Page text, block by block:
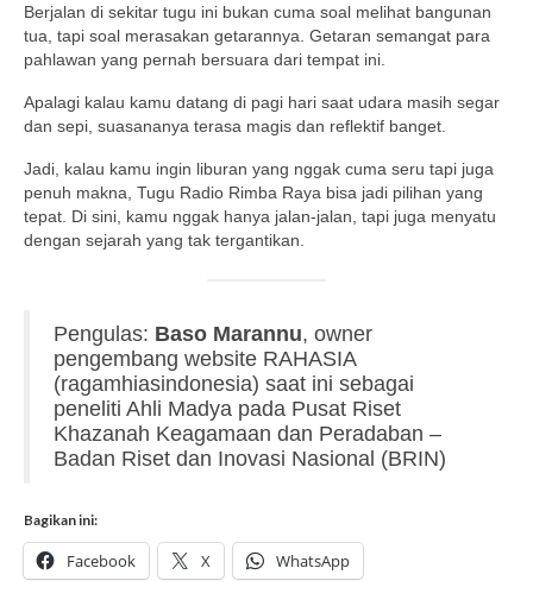
Berjalan di sekitar tugu ini bukan cuma soal melihat bangunan
tua, tapi soal merasakan getarannya. Getaran semangat para
pahlawan yang pernah bersuara dari tempat ini.
Apalagi kalau kamu datang di pagi hari saat udara masih segar
dan sepi, suasananya terasa magis dan reflektif banget.
Jadi, kalau kamu ingin liburan yang nggak cuma seru tapi juga
penuh makna, Tugu Radio Rimba Raya bisa jadi pilihan yang
tepat. Di sini, kamu nggak hanya jalan-jalan, tapi juga menyatu
dengan sejarah yang tak tergantikan.
Pengulas: Baso Marannu, owner
pengembang website RAHASIA
(ragamhiasindonesia) saat ini sebagai
peneliti Ahli Madya pada Pusat Riset
Khazanah Keagamaan dan Peradaban –
Badan Riset dan Inovasi Nasional (BRIN)
Bagikan ini:
Facebook X WhatsApp